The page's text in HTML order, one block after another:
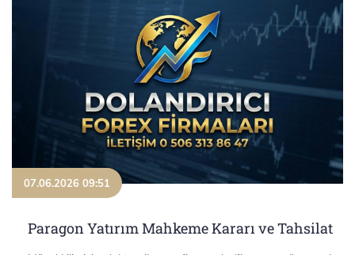
07.06.2026 09:51
Paragon Yatırım Mahkeme Kararı ve Tahsilat